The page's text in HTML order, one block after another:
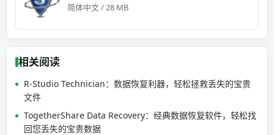
简体中文 / 28 MB
相关阅读
R-Studio Technician：数据恢复利器，轻松拯救丢失的宝贵
文件
TogetherShare Data Recovery：经典数据恢复软件，轻松找
回您丢失的宝贵数据